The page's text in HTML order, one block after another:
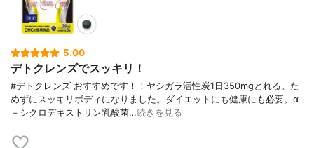
5.00
デトクレンズでスッキリ！
#デトクレンズ おすすめです！！ヤシガラ活性炭1日350mgとれる。た
めずにスッキリボディになりました。ダイエットにも健康にも必要。α
－シクロデキストリン乳酸菌…続きを見る